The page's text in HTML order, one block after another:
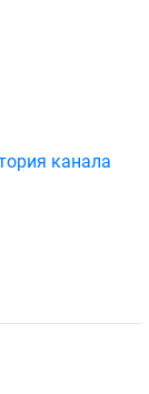
канала